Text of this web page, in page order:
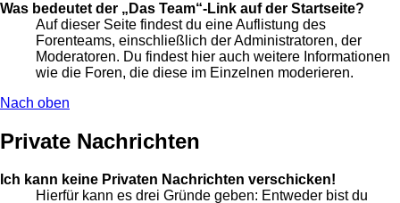
Was bedeutet der „Das Team“-Link auf der Startseite?
Auf dieser Seite findest du eine Auflistung des
Forenteams, einschließlich der Administratoren, der
Moderatoren. Du findest hier auch weitere Informationen
wie die Foren, die diese im Einzelnen moderieren.
Nach oben
Private Nachrichten
Ich kann keine Privaten Nachrichten verschicken!
Hierfür kann es drei Gründe geben: Entweder bist du